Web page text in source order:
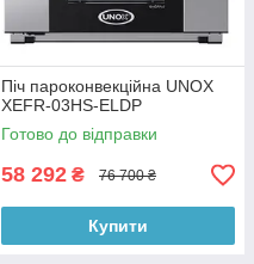
Піч пароконвекційна UNOX
XEFR-03HS-ELDP
Готово до відправки
58 292 ₴ 76 700 ₴
Купити